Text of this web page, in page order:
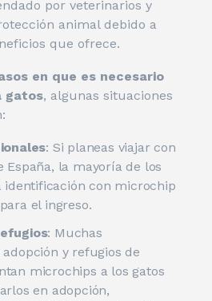
por veterinarios y
animal debido a
que ofrece.
en que es necesario
gatos, algunas situaciones
: Si planeas viajar con
la mayoría de los
identificación con microchip
el ingreso.
: Muchas
adopción y refugios de
microchips a los gatos
en adopción,